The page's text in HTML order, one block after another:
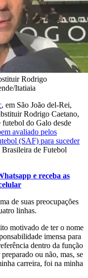
Rodrigo
Itatiaia
, em São João del-Rei,
Rodrigo Caetano,
do Galo desde
avaliado pelos
(SAF) para suceder
Brasileira de Futebol
e receba as
de suas preocupações
linhas.
motivado de ter o nome
imensa para
dentro da função
ou não, mas, se
carreira, foi na minha